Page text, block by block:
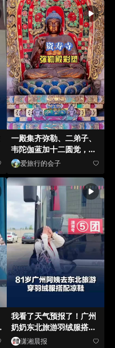
一殿集齐弥勒、二弟子、
韦陀伽蓝加十二圆觉，资
寿寺小众古塑精
爱旅行的会子
我看了天气预报了！广州
奶奶东北旅游羽绒服搭配
凉鞋潇湘晨报